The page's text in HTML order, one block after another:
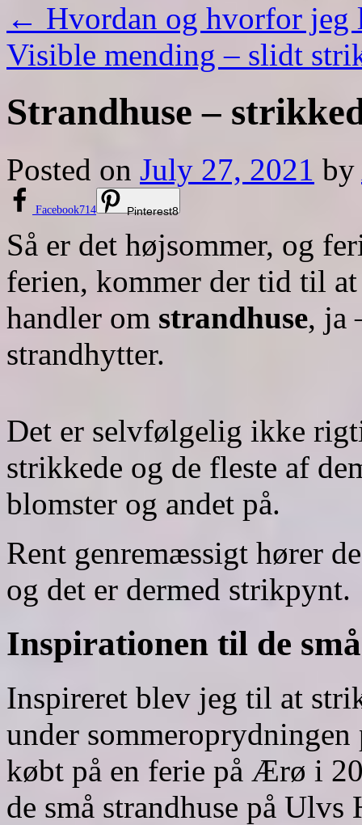
← Hvordan og hvorfor jeg
Visible mending – slidt
Strandhuse –
Posted on July 27, 2021 by
Facebook714 Pinterest8
Så er det højsommer, og
ferien, kommer der tid til
handler om strandhuse, ja
strandhytter.
Det er selvfølgelig ikke
strikkede og de fleste af
blomster og andet på.
Rent genremæssigt hører
og det er dermed strikpynt.
Inspirationen til de
Inspireret blev jeg til at
under
købt på en ferie på Ærø i
de små strandhuse på